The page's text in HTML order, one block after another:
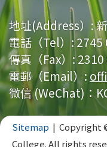
地址(Address）:
電話（Tel）:2745
傳真（Fax）:2310
電郵（Email）:
微信 (WeChat)：
Sitemap | Copyright
College. All rights